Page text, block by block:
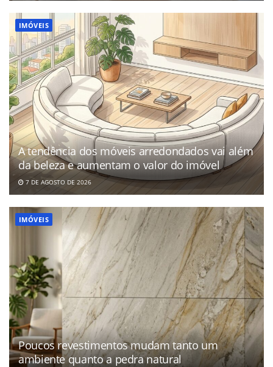
IMÓVEIS
A tendência dos móveis arredondados vai além
da beleza e aumentam o valor do imóvel
7 DE AGOSTO DE 2026
IMÓVEIS
Poucos revestimentos mudam tanto um
ambiente quanto a pedra natural